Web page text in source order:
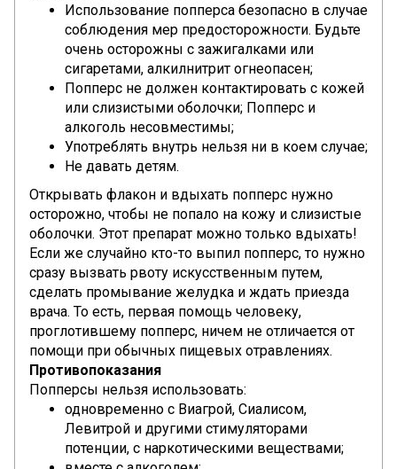
Использование попперса безопасно в случае
соблюдения мер предосторожности. Будьте
очень осторожны с зажигалками или
сигаретами, алкилнитрит огнеопасен;
Попперс не должен контактировать с кожей
или слизистыми оболочки; Попперс и
алкоголь несовместимы;
Употреблять внутрь нельзя ни в коем случае;
Не давать детям.
Открывать флакон и вдыхать попперс нужно
осторожно, чтобы не попало на кожу и слизистые
оболочки. Этот препарат можно только вдыхать!
Если же случайно кто-то выпил попперс, то нужно
сразу вызвать рвоту искусственным путем,
сделать промывание желудка и ждать приезда
врача. То есть, первая помощь человеку,
проглотившему попперс, ничем не отличается от
помощи при обычных пищевых отравлениях.
Противопоказания
Попперсы нельзя использовать:
одновременно с Виагрой, Сиалисом,
Левитрой и другими стимуляторами
потенции, с наркотическими веществами;